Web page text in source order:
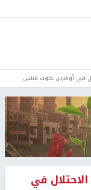
في أوصرين جنوب نابلس
في